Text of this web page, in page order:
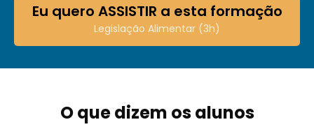
Eu quero ASSISTIR a esta formação
Legislação Alimentar (3h)
O que dizem os alunos